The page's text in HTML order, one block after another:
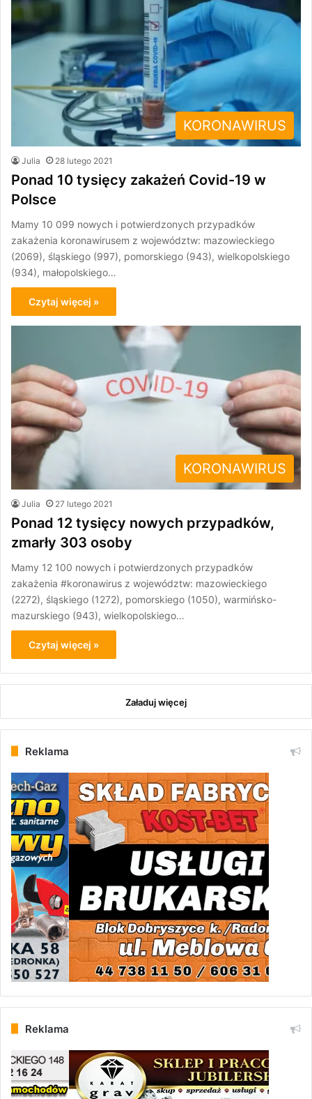
KORONAWIRUS
Julia 28 lutego 2021
Ponad 10 tysięcy zakażeń Covid-19 w
Polsce
Mamy 10 099 nowych i potwierdzonych przypadków
zakażenia koronawirusem z województw: mazowieckiego
(2069), śląskiego (997), pomorskiego (943), wielkopolskiego
(934), małopolskiego…
Czytaj więcej »
KORONAWIRUS
Julia 27 lutego 2021
Ponad 12 tysięcy nowych przypadków,
zmarły 303 osoby
Mamy 12 100 nowych i potwierdzonych przypadków
zakażenia #koronawirus z województw: mazowieckiego
(2272), śląskiego (1272), pomorskiego (1050), warmińsko-
mazurskiego (943), wielkopolskiego…
Czytaj więcej »
Załaduj więcej
Reklama
Reklama